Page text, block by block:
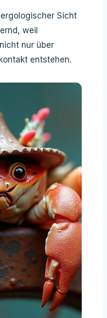
Sicht
weil
nur über
entstehen.